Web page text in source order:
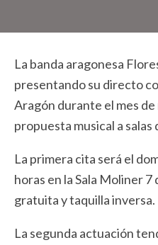
La banda aragonesa
presentando su directo
Aragón durante el mes
propuesta musical a
La primera cita será el
horas en la Sala Moliner
gratuita y taquilla inversa.
La segunda actuación